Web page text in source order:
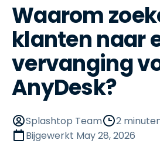
Waarom
klanten naar
vervanging
AnyDesk?
Splashtop Team
2
Bijgewerkt May 28, 2026